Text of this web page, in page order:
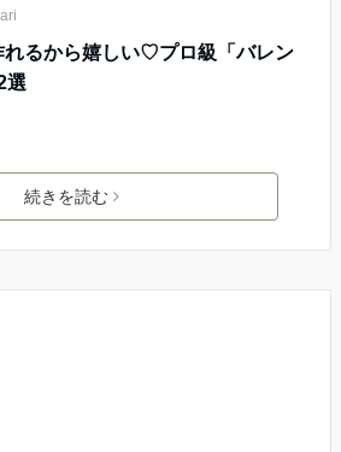
れるから嬉しい♡プロ級「バレン
選
続きを読む